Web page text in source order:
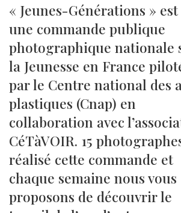
« Jeunes-Générations » est
une commande publique
photographique nationale
la Jeunesse en France
par le Centre national des
plastiques (Cnap) en
collaboration avec
CéTàVOIR. 15
réalisé cette commande et
chaque semaine nous vous
proposons de découvrir le